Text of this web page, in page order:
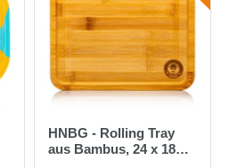
HNBG - Rolling Tray
aus Bambus, 24 x 18